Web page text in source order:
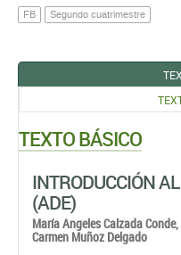
FB Segundo cuatrimestre
TEXTO BÁSICO
INTRODUCCIÓN
(ADE)
María Angeles Calzada Conde,
Carmen Muñoz Delgado